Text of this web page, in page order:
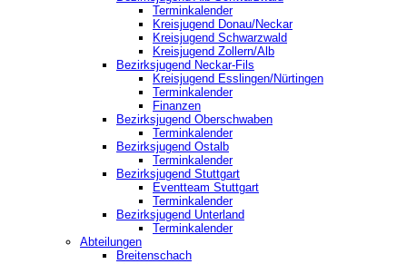
Terminkalender
Kreisjugend Donau/Neckar
Kreisjugend Schwarzwald
Kreisjugend Zollern/Alb
Bezirksjugend Neckar-Fils
Kreisjugend ‎Esslingen/Nürtingen
Terminkalender
Finanzen
Bezirksjugend Oberschwaben
Terminkalender
Bezirksjugend Ostalb
Terminkalender
Bezirksjugend Stuttgart
‎Eventteam Stuttgart
Terminkalender
Bezirksjugend Unterland
Terminkalender
Abteilungen
Breitenschach